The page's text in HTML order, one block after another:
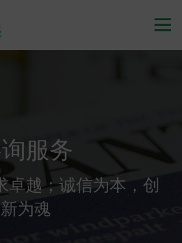

服务
卓越；诚信为本，创
新为魂